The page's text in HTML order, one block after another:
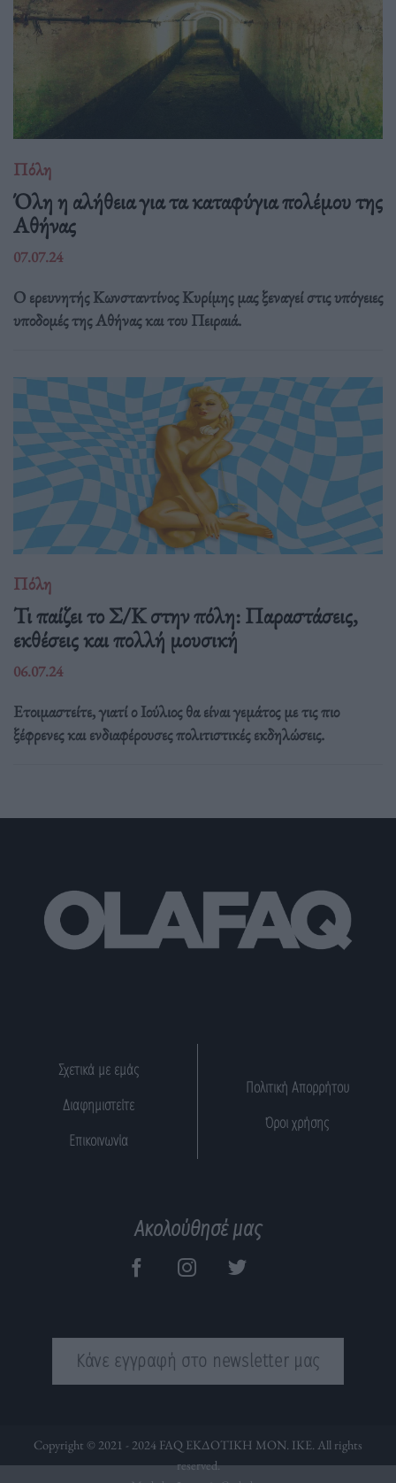
Πόλη
Όλη η αλήθεια για τα καταφύγια πολέμου της
Αθήνας
07.07.24
Ο ερευνητής Κωνσταντίνος Κυρίμης μας ξεναγεί στις υπόγειες
υποδομές της Αθήνας και του Πειραιά.
Πόλη
Τι παίζει το Σ/Κ στην πόλη: Παραστάσεις,
εκθέσεις και πολλή μουσική
06.07.24
Ετοιμαστείτε, γιατί ο Ιούλιος θα είναι γεμάτος με τις πιο
ξέφρενες και ενδιαφέρουσες πολιτιστικές εκδηλώσεις.
Σχετικά με εμάς
Διαφημιστείτε
Επικοινωνία
Πολιτική Απορρήτου
Όροι χρήσης
Ακολούθησέ μας
Κάνε εγγραφή στο newsletter μας
Copyright © 2021 - 2024 FAQ ΕΚΔΟΤΙΚΗ ΜΟΝ. ΙΚΕ. All rights
reserved.